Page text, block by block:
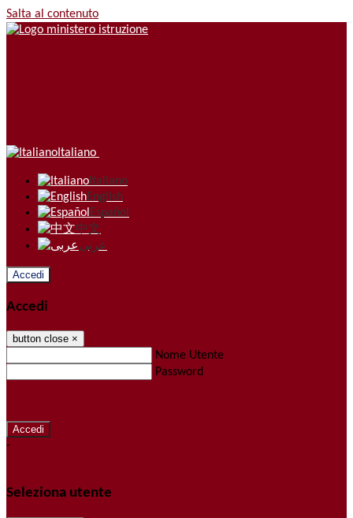
Salta al contenuto
Italiano
Italiano
English
Español
中文
عربى
Accedi
Accedi
button close ×
Nome Utente
Password
-
Seleziona utente